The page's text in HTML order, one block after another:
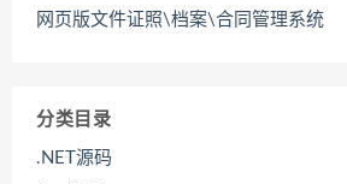
网页版文件证照\档案\合同管理系统
分类目录
.NET源码